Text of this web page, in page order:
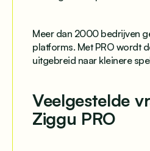
Meer dan 2000 bedrijven
platforms. Met PRO wordt
uitgebreid naar kleinere
Veelgestelde
Ziggu PRO